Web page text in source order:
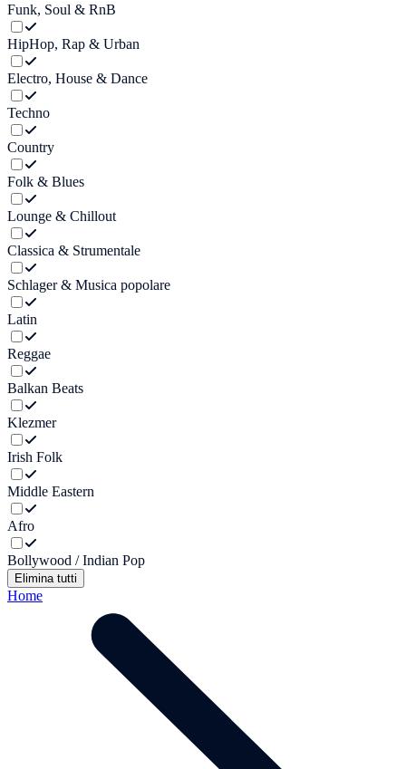
Funk, Soul & RnB
HipHop, Rap & Urban
Electro, House & Dance
Techno
Country
Folk & Blues
Lounge & Chillout
Classica & Strumentale
Schlager & Musica popolare
Latin
Reggae
Balkan Beats
Klezmer
Irish Folk
Middle Eastern
Afro
Bollywood / Indian Pop
Elimina tutti
Home